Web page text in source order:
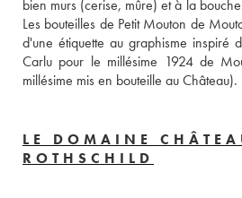
bien murs (cerise, mûre) et à la
Les bouteilles de Petit Mouton de
d'une étiquette au graphisme inspiré
Carlu pour le millésime 1924 de
millésime mis en bouteille au Château).
LE DOMAINE
ROTHSCHILD